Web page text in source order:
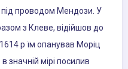
під проводом Мендози. У
з Клеве, відійшов до
р їм опанував Моріц
значній мірі посилив